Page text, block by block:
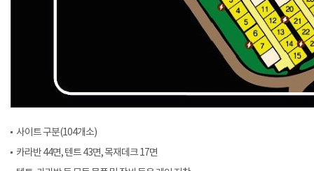
사이트 구분(104개소)
카라반 44면, 텐트 43면, 목재데크 17면